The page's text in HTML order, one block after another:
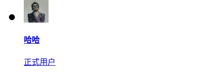
哈哈
正式用户